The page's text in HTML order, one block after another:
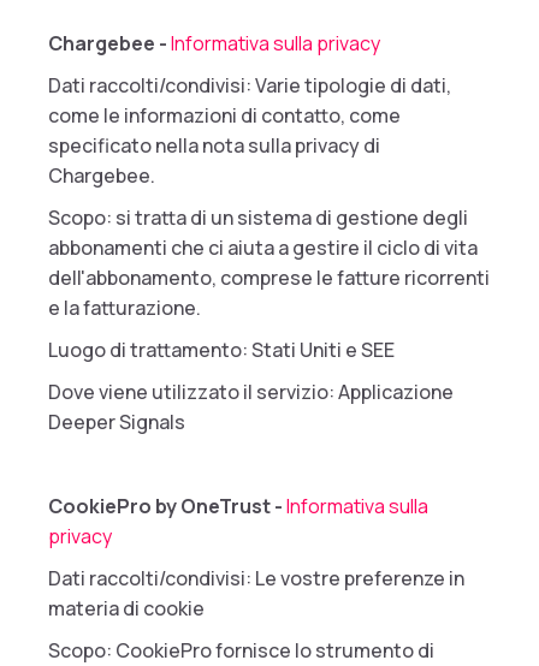
Chargebee -Informativa sulla privacy
Dati raccolti/condivisi: Varie tipologie di dati,
come le informazioni di contatto, come
specificato nella nota sulla privacy di
Chargebee.
Scopo: si tratta di un sistema di gestione degli
abbonamenti che ci aiuta a gestire il ciclo di vita
dell'abbonamento, comprese le fatture ricorrenti
e la fatturazione.
Luogo di trattamento: Stati Uniti e SEE
Dove viene utilizzato il servizio: Applicazione
Deeper Signals
CookiePro by OneTrust -Informativa sulla
privacy
Dati raccolti/condivisi: Le vostre preferenze in
materia di cookie
Scopo: CookiePro fornisce lo strumento di